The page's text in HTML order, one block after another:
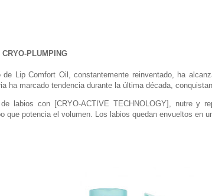
PLUMPING
de Lip Comfort Oil, constantemente reinventado, ha
ha marcado tendencia durante la última década,
labios con [CRYO-ACTIVE TECHNOLOGY], nutre y
que potencia el volumen. Los labios quedan envueltos en